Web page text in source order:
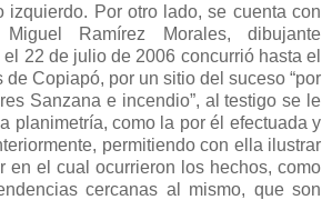
izquierdo. Por otro lado, se cuenta con
Ramírez Morales, dibujante
22 de julio de 2006 concurrió hasta el
de Copiapó, por un sitio del suceso “por
Sanzana e incendio”, al testigo se le
planimetría, como la por él efectuada y
permitiendo con ella ilustrar
en el cual ocurrieron los hechos, como
cercanas al mismo, que son